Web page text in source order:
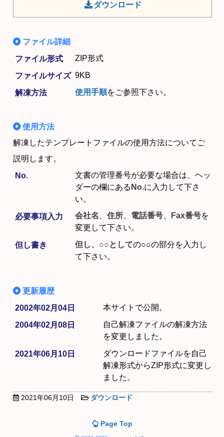
ダウンロード
ファイル詳細
ファイル形式
ZIP形式
ファイルサイズ 9KB
解凍方法 使用手順をご参照下さい。
使用方法
解凍したテンプレートファイルの使用方法についてご
説明します。
No.
文書の管理番号が必要な場合は、ヘッ
ダーの欄にある No.に入力して下さ
い。
必要事項入力 会社名 、 住所、 電話番号、 Fax番号を
変更して下さい。
但し書き 但し、○○としての○○の部分を入力し
て下さい。
更新履歴
2002年02月04日
本サイトで公開。
2004年02月08日
自己解凍ファイルの解凍方法
を変更しました。
2021年06月10日
ダウンロードファイルを自己
解凍形式からZIP形式に変更し
ました。
2021年06月10日 ダウンロード
Page Top